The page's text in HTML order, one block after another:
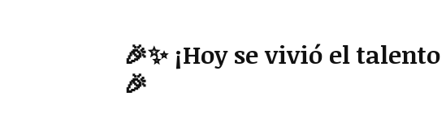
🎉✨ ¡Hoy se vivió el
🎉